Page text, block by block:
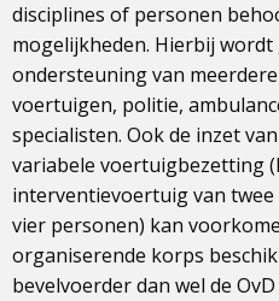
disciplines of personen
mogelijkheden. Hierbij wordt
ondersteuning van
voertuigen, politie,
specialisten. Ook de inzet
variabele voertuigbezetting
interventievoertuig van
vier personen) kan
organiserende korps
bevelvoerder dan wel de